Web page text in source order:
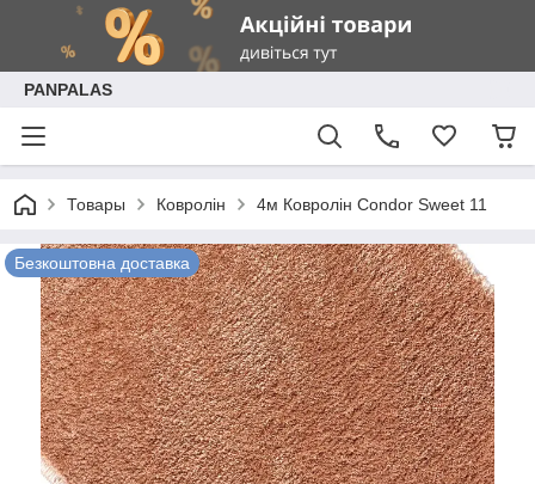
PANPALAS
Товары Ковролін 4м Ковролін Condor Sweet 11
Безкоштовна доставка